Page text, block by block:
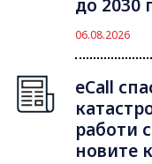
до 2030
06.08.2026
eCall
работи
новите